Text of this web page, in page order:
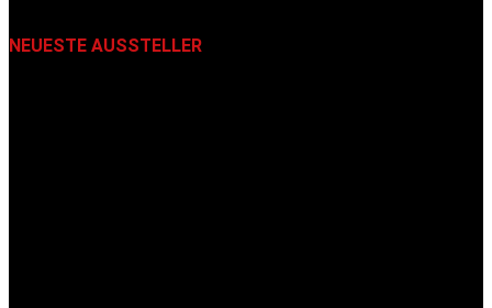
NEUESTE AUSSTELLER